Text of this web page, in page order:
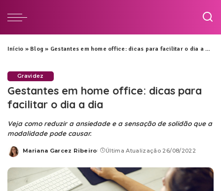
Início » Blog » Gestantes em home office: dicas para facilitar o dia a dia
Gravidez
Gestantes em home office: dicas para
facilitar o dia a dia
Veja como reduzir a ansiedade e a sensação de solidão que a
modalidade pode causar.
Posted
Mariana Garcez Ribeiro Última Atualização 26/08/2022